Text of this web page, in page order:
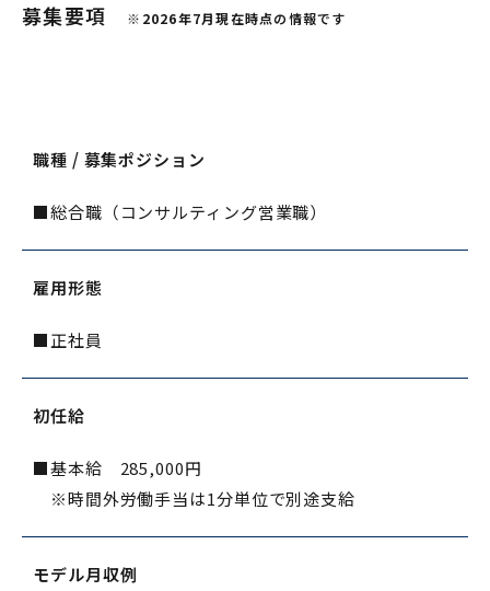
募集要項 ※2026年7月現在時点の情報です
職種 / 募集ポジション
■総合職（コンサルティング営業職）
雇用形態
■正社員
初任給
■基本給 285,000円
※時間外労働手当は1分単位で別途支給
モデル月収例